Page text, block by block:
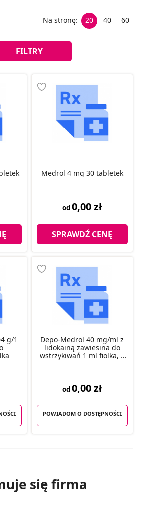
Na stronę: 20 40 60
FILTRY
Medrol 4 mg 30 tabletek
od0,00 zł
SPRAWDŹ CENĘ
g/1
Depo-Medrol 40 mg/ml z
lidokainą zawiesina do
wstrzykiwań 1 ml fiolka, 1
od0,00 zł
POWIADOM O DOSTĘPNOŚCI
się firma